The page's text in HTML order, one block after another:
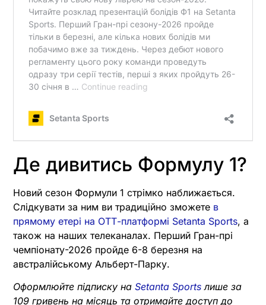
Де дивитись Формулу 1?
Новий сезон Формули 1 стрімко наближається.
Слідкувати за ним ви традиційно зможете в
прямому етері на ОТТ-платформі Setanta Sports, а
також на наших телеканалах. Перший Гран-прі
чемпіонату-2026 пройде 6-8 березня на
австралійському Альберт-Парку.
Оформлюйте підписку на Setanta Sports лише за
109 гривень на місяць та отримайте доступ до